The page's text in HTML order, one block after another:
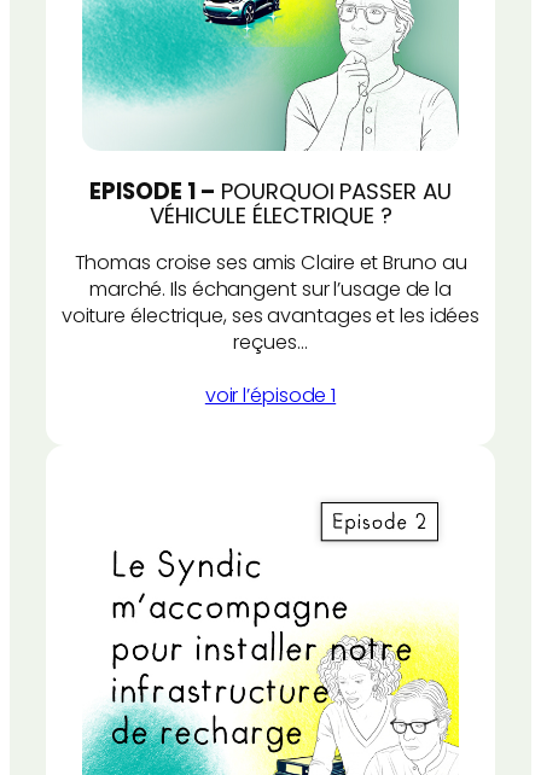
EPISODE 1 – POURQUOI PASSER AU
VÉHICULE ÉLECTRIQUE ?
Thomas croise ses amis Claire et Bruno au
marché. Ils échangent sur l’usage de la
voiture électrique, ses avantages et les idées
reçues…
voir l’épisode 1